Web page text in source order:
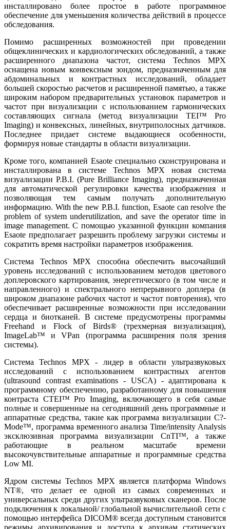
инсталлировано более простое в работе программное
обеспечение для уменьшения количества действий в процессе
обследования.
Помимо расширенных возможностей при проведении
общеклинических и кардиологических обследований, а также
расширенного диапазона частот, система Technos MPX
оснащена новым конвексным зондом, предназначенным для
абдоминальных и контрастных исследований, обладает
большей скоростью расчетов и расширенной памятью, а также
широким набором предварительных установок параметров и
частот при визуализации с использованием гармонических
составляющих сигнала (метод визуализации TEI™ Pro
Imaging) и конвексных, линейных, внутриполосных датчиков.
Последнее придает системе выдающиеся особенности,
формируя новые стандарты в области визуализации.
Кроме того, компанией Esaote специально сконструирована и
инсталлирована в системе Technos MPX новая система
визуализации P.B.I. (Pure Brilliance Imaging), предназначенная
для автоматической регулировки качества изображения и
позволяющая тем самым получать дополнительную
информацию. With the new P.B.I. function, Esaote can resolve the
problem of system underutilization, and save the operator time in
image management. С помощью указанной функции компания
Esaote предполагает разрешить проблему загрузки системы и
сократить время настройки параметров изображения.
Система Technos MPX способна обеспечить высочайший
уровень исследований с использованием методов цветового
доплеровского картирования, энергетического (в том числе и
направленного) и спектрального непрерывного доплера (в
широком диапазоне рабочих частот и частот повторения), что
обеспечивает расширенные возможности при исследовании
сердца и биотканей. В системе предусмотрены программы
Freehand и Flock of Birds® (трехмерная визуализация),
ImageLab™ и VPan (программа расширения поля зрения
системы).
Система Technos MPX - лидер в области ультразвуковых
исследований с использованием контрастных агентов
(ultrasound contrast examinations - USCA) - адаптирована к
программному обеспечению, разработанному для повышения
контраста CTEI™ Pro Imaging, включающего в себя самые
полные и совершенные на сегодняшний день программные и
аппаратные средства, такие как программа визуализации C?-
Mode™, программа временного анализа Time/intensity Analysis
эксклюзивная программа визуализации CnTI™, а также
работающие в реальном масштабе времени
высокочувствительные аппаратные и программные средства
Low MI.
Ядром системы Technos MPX является платформа Windows
NT®, что делает ее одной из самых современных и
универсальных среди других ультразвуковых сканеров. После
подключения к локальной/ глобальной вычислительной сети с
помощью интерфейса DICOM® всегда доступным становится
режимы архивирования и доступа к архивам статических